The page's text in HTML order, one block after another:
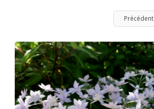
Précédent